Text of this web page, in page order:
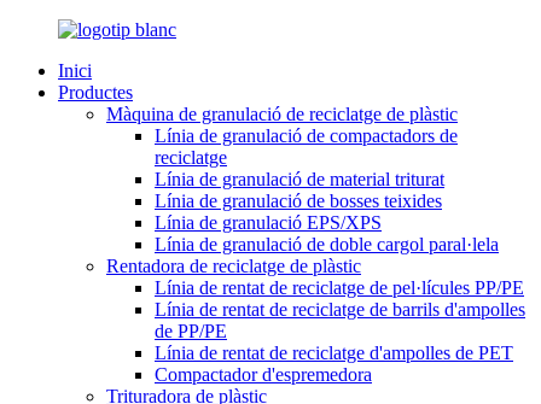
Inici
Productes
Màquina de granulació de reciclatge de plàstic
Línia de granulació de compactadors de
reciclatge
Línia de granulació de material triturat
Línia de granulació de bosses teixides
Línia de granulació EPS/XPS
Línia de granulació de doble cargol paral·lela
Rentadora de reciclatge de plàstic
Línia de rentat de reciclatge de pel·lícules PP/PE
Línia de rentat de reciclatge de barrils d'ampolles
de PP/PE
Línia de rentat de reciclatge d'ampolles de PET
Compactador d'espremedora
Trituradora de plàstic